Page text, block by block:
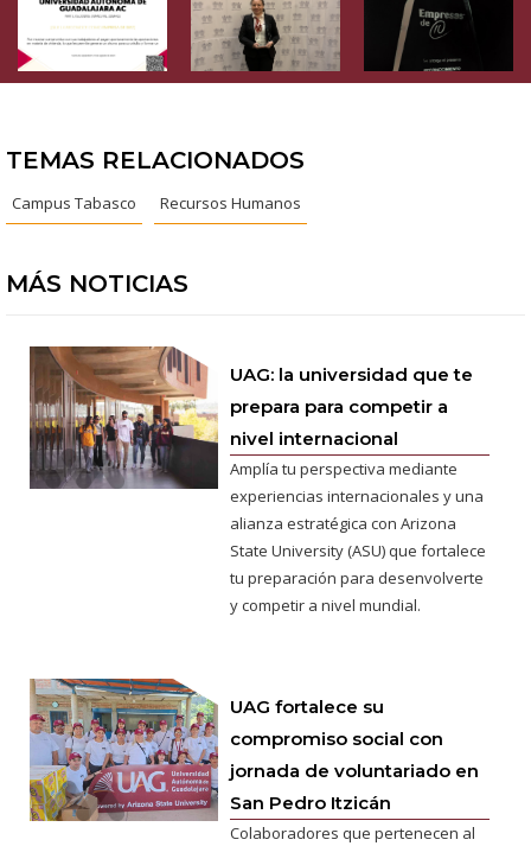
TEMAS RELACIONADOS
Campus Tabasco Recursos Humanos
MÁS NOTICIAS
UAG: la universidad que te
prepara para competir a
nivel internacional
Amplía tu perspectiva mediante
experiencias internacionales y una
alianza estratégica con Arizona
State University (ASU) que fortalece
tu preparación para desenvolverte
y competir a nivel mundial.
UAG fortalece su
compromiso social con
jornada de voluntariado en
San Pedro Itzicán
Colaboradores que pertenecen al